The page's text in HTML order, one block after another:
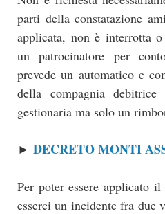
parti della constatazione
applicata, non è interrotta
un patrocinatore per
prevede un automatico e
della compagnia
gestionaria ma solo un
► DECRETO MONTI
Per poter essere applicato
esserci un incidente fra due